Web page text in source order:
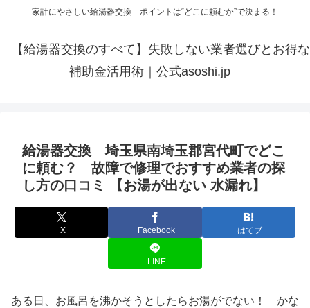
家計にやさしい給湯器交換—ポイントは“どこに頼むか”で決まる！
【給湯器交換のすべて】失敗しない業者選びとお得な
補助金活用術｜公式asoshi.jp
給湯器交換 埼玉県南埼玉郡宮代町でどこ
に頼む？ 故障で修理でおすすめ業者の探
し方の口コミ 【お湯が出ない 水漏れ】
X Facebook はてブ
LINE
ある日、お風呂を沸かそうとしたらお湯がでない！ かな